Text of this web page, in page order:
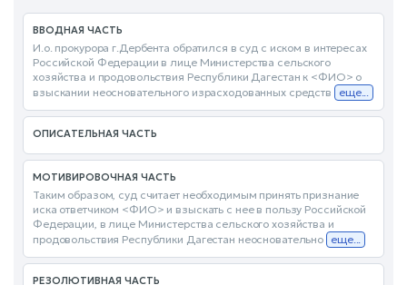
ВВОДНАЯ ЧАСТЬ
И.о. прокурора г.Дербента обратился в суд с иском в интересах
Российской Федерации в лице Министерства сельского
хозяйства и продовольствия Республики Дагестан к <ФИО> о
взыскании неосновательного израсходованных средств
еще...
ОПИСАТЕЛЬНАЯ ЧАСТЬ
МОТИВИРОВОЧНАЯ ЧАСТЬ
Таким образом, суд считает необходимым принять признание
иска ответчиком <ФИО> и взыскать с нее в пользу Российской
Федерации, в лице Министерства сельского хозяйства и
продовольствия Республики Дагестан неосновательно еще...
РЕЗОЛЮТИВНАЯ ЧАСТЬ